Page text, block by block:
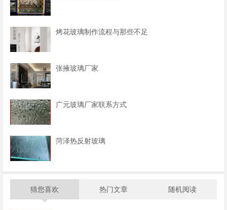
烤花玻璃制作流程与那些不足
张掖玻璃厂家
广元玻璃厂家联系方式
菏泽热反射玻璃
猜您喜欢 热门文章 随机阅读